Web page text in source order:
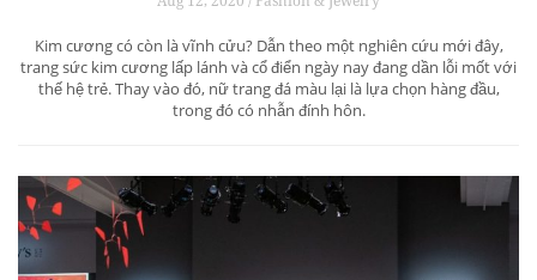
Kim cương có còn là vĩnh cửu? Dẫn theo một nghiên cứu mới đây,
trang sức kim cương lấp lánh và cổ điển ngày nay đang dần lỗi mốt với
thế hệ trẻ. Thay vào đó, nữ trang đá màu lại là lựa chọn hàng đầu,
trong đó có nhẫn đính hôn.